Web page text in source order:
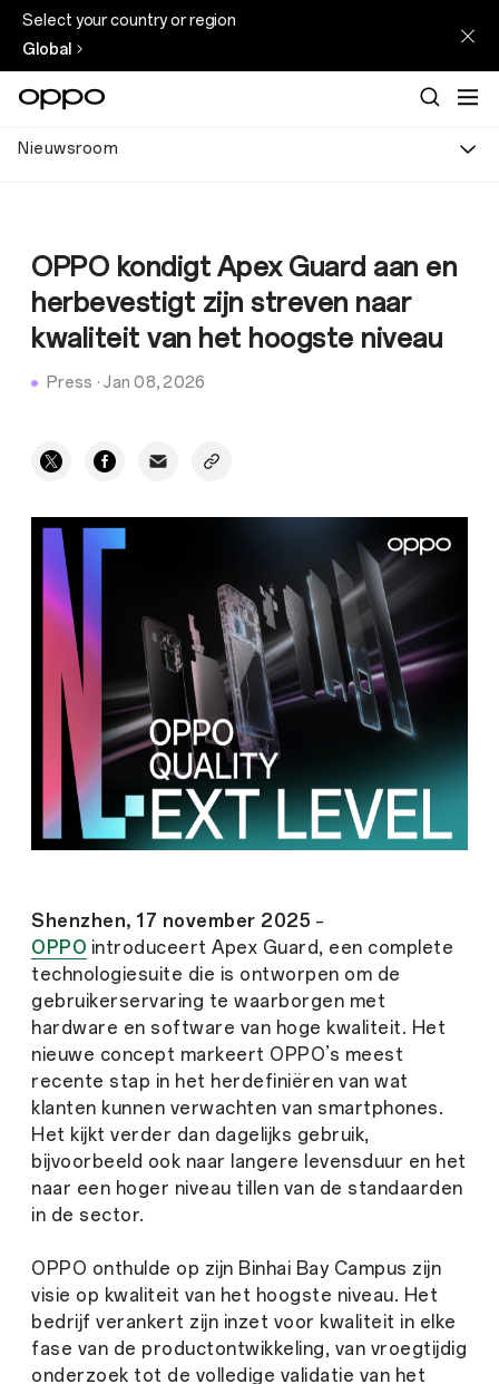
Select your country or region
Global
Nieuwsroom
OPPO kondigt Apex Guard aan en
herbevestigt zijn streven naar
kwaliteit van het hoogste niveau
Press ·Jan 08, 2026
Shenzhen, 17 november 2025 –
OPPO introduceert Apex Guard, een complete
technologiesuite die is ontworpen om de
gebruikerservaring te waarborgen met
hardware en software van hoge kwaliteit. Het
nieuwe concept markeert OPPO’s meest
recente stap in het herdefiniëren van wat
klanten kunnen verwachten van smartphones.
Het kijkt verder dan dagelijks gebruik,
bijvoorbeeld ook naar langere levensduur en het
naar een hoger niveau tillen van de standaarden
in de sector.
OPPO onthulde op zijn Binhai Bay Campus zijn
visie op kwaliteit van het hoogste niveau. Het
bedrijf verankert zijn inzet voor kwaliteit in elke
fase van de productontwikkeling, van vroegtijdig
onderzoek tot de volledige validatie van het